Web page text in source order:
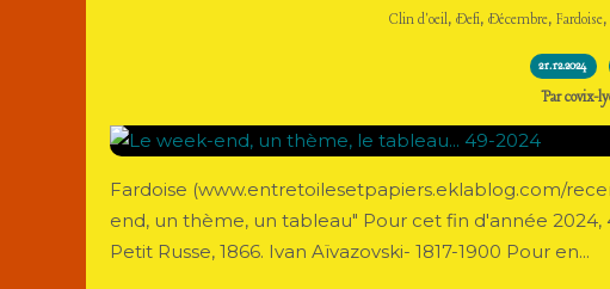
Clin d'oeil, Defi, Décembre, Fardoise,
21.12.2024
Par covix-
Fardoise (www.entretoilesetpapiers.eklablog.com/
end, un thème, un tableau" Pour cet fin d'année
Petit Russe, 1866. Ivan Aïvazovski- 1817-1900 Pour en...